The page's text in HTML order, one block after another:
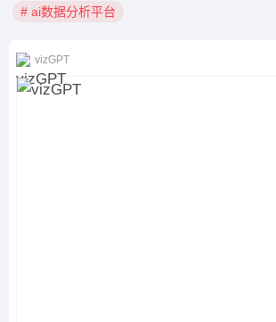
# ai数据分析平台
vizGPT